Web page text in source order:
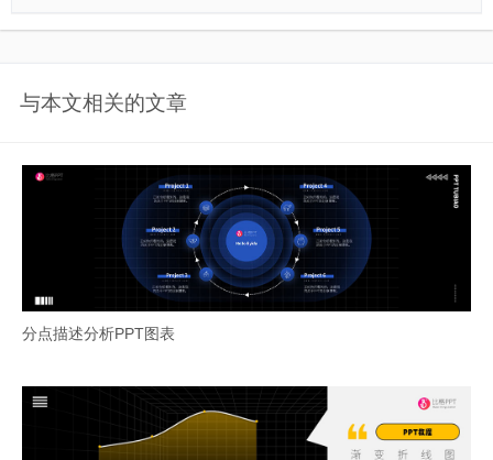
与本文相关的文章
分点描述分析PPT图表